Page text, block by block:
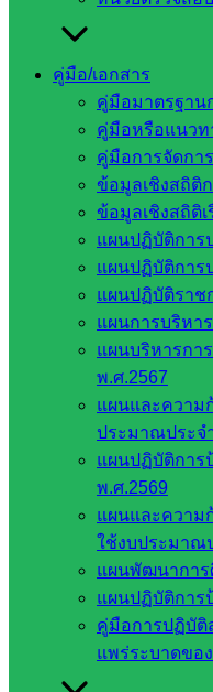
คู่มือ/เอกสาร
คู่มือมาตรฐาน
คู่มือหรือแนวท
คู่มือการจัดการ
ข้อมูลเชิงสถิติ
ข้อมูลเชิงสถิติเ
แผนปฏิบัติการ
แผนปฏิบัติการ
แผนปฏิบัติราช
แผนการบริหา
แผนบริหารกา
พ.ศ.2567
แผนและความ
ประมาณประจ
แผนปฏิบัติการ
พ.ศ.2569
แผนและความ
ใช้งบประมาณ
แผนพัฒนาการ
แผนปฏิบัติการ
คู่มือการปฏิบัติ
แพร่ระบาดขอ
Post Views: 320
นโยบายและแผน
หน่วยงาน
ที่เกี่ยวข้อง
กระทรวง
ศึกษาธิการ